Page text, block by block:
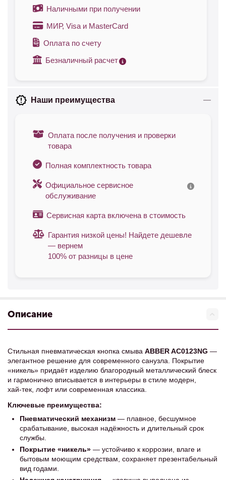
Наличными при получении
МИР, Visa и MasterCard
Оплата по счету
Безналичный расчет
Наши преимущества
Оплата после получения и проверки
товара
Полная комплектность товара
Официальное сервисное
обслуживание
Сервисная карта включена в стоимость
Гарантия низкой цены! Найдете дешевле
— вернем
100% от разницы в цене
Описание
Стильная пневматическая кнопка смыва ABBER AC0123NG —
элегантное решение для современного санузла. Покрытие
«никель» придаёт изделию благородный металлический блеск
и гармонично вписывается в интерьеры в стиле модерн,
хай‑тек, лофт или современная классика.
Ключевые преимущества:
Пневматический механизм — плавное, бесшумное
срабатывание, высокая надёжность и длительный срок
службы.
Покрытие «никель» — устойчиво к коррозии, влаге и
бытовым моющим средствам, сохраняет презентабельный
вид годами.